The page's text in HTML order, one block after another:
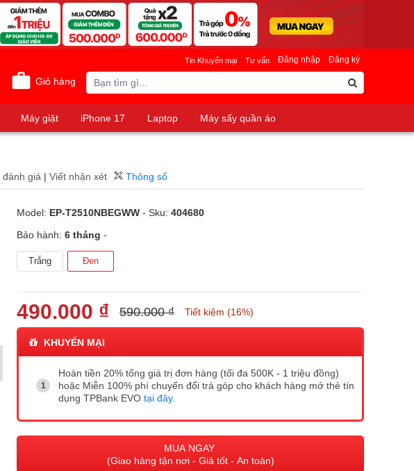
Giỏ hàng
Đăng nhập Đăng ký
Tin Khuyến mại Tư vấn
Máy giặt iPhone 17 Laptop
Máy sấy quần áo
đánh giá | Viết nhận xét Thông số
Model: EP-T2510NBEGWW - Sku: 404680
Bảo hành: 6 tháng -
Trắng Đen
490.000 ₫ 590.000 ₫ Tiết kiệm (16%)
KHUYẾN MẠI
Hoàn tiền 20% tổng giá trị đơn hàng (tối đa 500K - 1 triệu đồng)
hoặc Miễn 100% phí chuyển đổi trả góp cho khách hàng mở thẻ tín
dụng TPBank EVO tại đây.
MUA NGAY
(Giao hàng tận nơi - Giá tốt - An toàn)